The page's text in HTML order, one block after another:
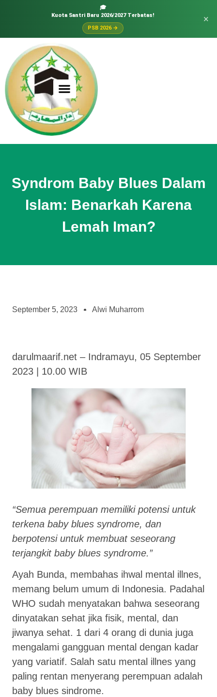
🎓
Kuota Santri Baru 2026/2027 Terbatas!
PSB 2026 →
×
Syndrom Baby Blues Dalam
Islam: Benarkah Karena
Lemah Iman?
September 5, 2023 Alwi Muharrom
darulmaarif.net – Indramayu, 05 September
2023 | 10.00 WIB
“Semua perempuan memiliki potensi untuk
terkena baby blues syndrome, dan
berpotensi untuk membuat seseorang
terjangkit baby blues syndrome.”
Ayah Bunda, membahas ihwal mental illnes,
memang belum umum di Indonesia. Padahal
WHO sudah menyatakan bahwa seseorang
dinyatakan sehat jika fisik, mental, dan
jiwanya sehat. 1 dari 4 orang di dunia juga
mengalami gangguan mental dengan kadar
yang variatif. Salah satu mental illnes yang
paling rentan menyerang perempuan adalah
baby blues sindrome.